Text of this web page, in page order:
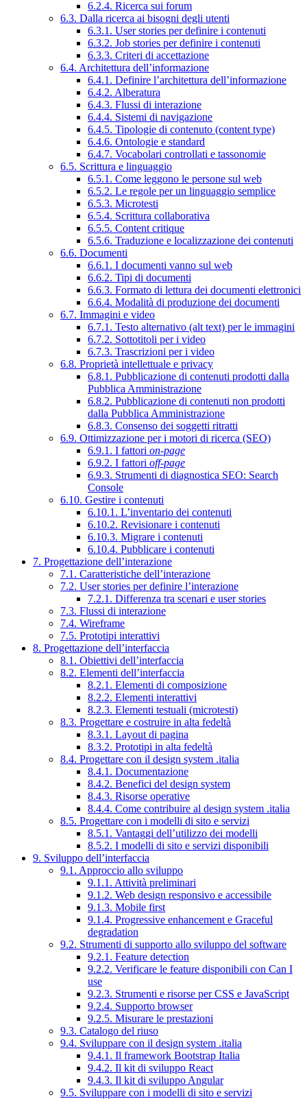
6.2.4. Ricerca sui forum
6.3. Dalla ricerca ai bisogni degli utenti
6.3.1. User stories per definire i contenuti
6.3.2. Job stories per definire i contenuti
6.3.3. Criteri di accettazione
6.4. Architettura dell’informazione
6.4.1. Definire l’architettura dell’informazione
6.4.2. Alberatura
6.4.3. Flussi di interazione
6.4.4. Sistemi di navigazione
6.4.5. Tipologie di contenuto (content type)
6.4.6. Ontologie e standard
6.4.7. Vocabolari controllati e tassonomie
6.5. Scrittura e linguaggio
6.5.1. Come leggono le persone sul web
6.5.2. Le regole per un linguaggio semplice
6.5.3. Microtesti
6.5.4. Scrittura collaborativa
6.5.5. Content critique
6.5.6. Traduzione e localizzazione dei contenuti
6.6. Documenti
6.6.1. I documenti vanno sul web
6.6.2. Tipi di documenti
6.6.3. Formato di lettura dei documenti elettronici
6.6.4. Modalità di produzione dei documenti
6.7. Immagini e video
6.7.1. Testo alternativo (alt text) per le immagini
6.7.2. Sottotitoli per i video
6.7.3. Trascrizioni per i video
6.8. Proprietà intellettuale e privacy
6.8.1. Pubblicazione di contenuti prodotti dalla
Pubblica Amministrazione
6.8.2. Pubblicazione di contenuti non prodotti
dalla Pubblica Amministrazione
6.8.3. Consenso dei soggetti ritratti
6.9. Ottimizzazione per i motori di ricerca (SEO)
6.9.1. I fattori on-page
6.9.2. I fattori off-page
6.9.3. Strumenti di diagnostica SEO: Search
Console
6.10. Gestire i contenuti
6.10.1. L’inventario dei contenuti
6.10.2. Revisionare i contenuti
6.10.3. Migrare i contenuti
6.10.4. Pubblicare i contenuti
7. Progettazione dell’interazione
7.1. Caratteristiche dell’interazione
7.2. User stories per definire l’interazione
7.2.1. Differenza tra scenari e user stories
7.3. Flussi di interazione
7.4. Wireframe
7.5. Prototipi interattivi
8. Progettazione dell’interfaccia
8.1. Obiettivi dell’interfaccia
8.2. Elementi dell’interfaccia
8.2.1. Elementi di composizione
8.2.2. Elementi interattivi
8.2.3. Elementi testuali (microtesti)
8.3. Progettare e costruire in alta fedeltà
8.3.1. Layout di pagina
8.3.2. Prototipi in alta fedeltà
8.4. Progettare con il design system .italia
8.4.1. Documentazione
8.4.2. Benefici del design system
8.4.3. Risorse operative
8.4.4. Come contribuire al design system .italia
8.5. Progettare con i modelli di sito e servizi
8.5.1. Vantaggi dell’utilizzo dei modelli
8.5.2. I modelli di sito e servizi disponibili
9. Sviluppo dell’interfaccia
9.1. Approccio allo sviluppo
9.1.1. Attività preliminari
9.1.2. Web design responsivo e accessibile
9.1.3. Mobile first
9.1.4. Progressive enhancement e Graceful
degradation
9.2. Strumenti di supporto allo sviluppo del software
9.2.1. Feature detection
9.2.2. Verificare le feature disponibili con Can I
use
9.2.3. Strumenti e risorse per CSS e JavaScript
9.2.4. Supporto browser
9.2.5. Misurare le prestazioni
9.3. Catalogo del riuso
9.4. Sviluppare con il design system .italia
9.4.1. Il framework Bootstrap Italia
9.4.2. Il kit di sviluppo React
9.4.3. Il kit di sviluppo Angular
9.5. Sviluppare con i modelli di sito e servizi